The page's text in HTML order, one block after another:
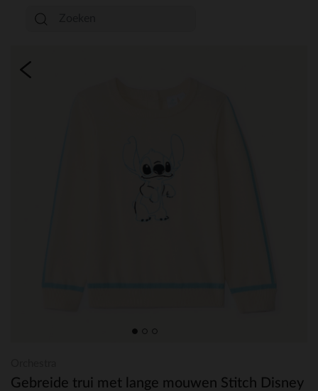
Gebreide trui met lange mouwen Stitch Disney